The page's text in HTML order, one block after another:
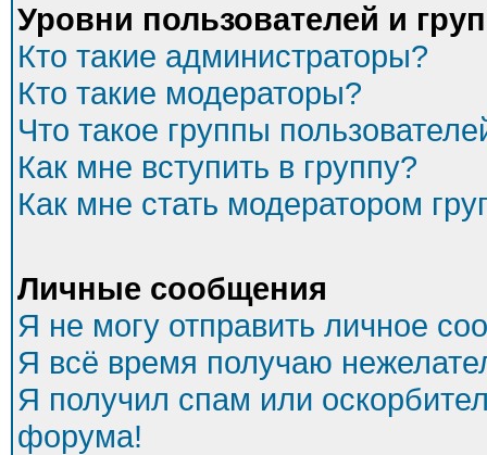
Уровни пользователей и
Кто такие администраторы?
Кто такие модераторы?
Что такое группы
Как мне вступить в группу?
Как мне стать модератором
Личные сообщения
Я не могу отправить личное
Я всё время получаю
Я получил спам или
форума!